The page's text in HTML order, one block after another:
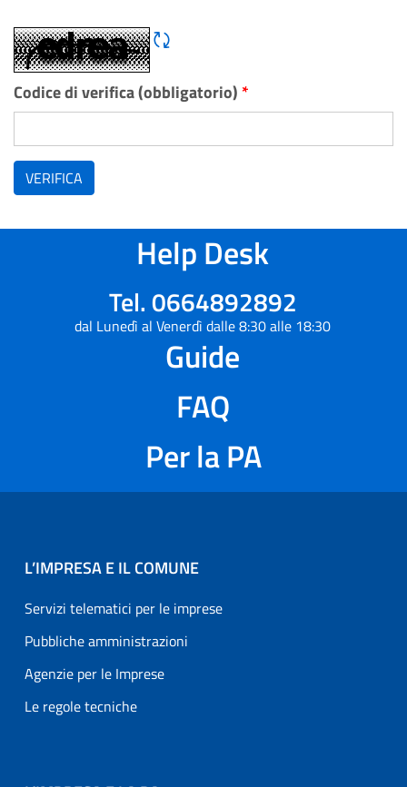
Rigene CAPTCHA
Codice di verifica (obbligatorio) *
VERIFICA
Help Desk
Tel. 0664892892
dal Lunedì al Venerdì dalle 8:30 alle 18:30
Guide
FAQ
Per la PA
L’IMPRESA E IL COMUNE
Servizi telematici per le imprese
Pubbliche amministrazioni
Agenzie per le Imprese
Le regole tecniche